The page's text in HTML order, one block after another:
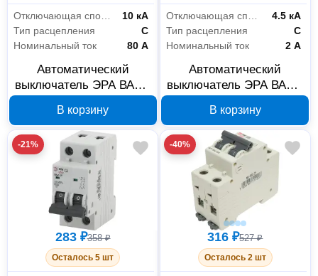
Отключающая способность
10 кА
Тип расцепления
C
Номинальный ток
80 А
Автоматический
выключатель ЭРА ВА47-
В корзину
Отключающая способность
4.5 кА
Тип расцепления
C
Номинальный ток
2 А
Автоматический
выключатель ЭРА ВА47-
В корзину
-21%
283 ₽358 ₽
Осталось 5 шт
-40%
316 ₽527 ₽
Осталось 2 шт